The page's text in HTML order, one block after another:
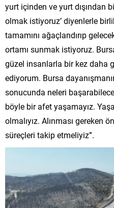
yurt içinden ve yurt dışından
olmak istiyoruz’ diyenlerle
tamamını ağaçlandırıp
ortamı sunmak istiyoruz.
güzel insanlarla bir kez daha
ediyorum. Bursa
sonucunda neleri
böyle bir afet yaşamayız.
olmalıyız. Alınması gereken
süreçleri takip etmeliyiz”.